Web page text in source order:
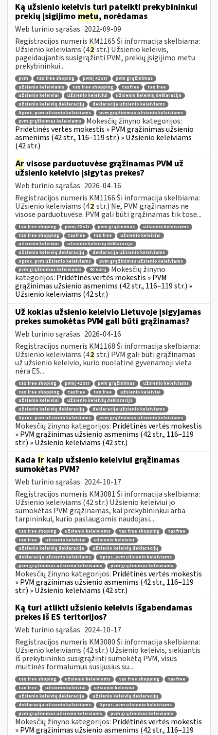
Ką užsienio keleivis turi pateikti prekybininkui
prekių įsigijimo metu, norėdamas
Web turinio sąrašas 2022-09-09
Registracijos numeris KM1165 Ši informacija skelbiama:
Užsienio keleiviams (42 str.) Užsienio keleivis,
pageidaujantis susigrąžinti PVM, prekių įsigijimo metu
prekybininkui...
pvm tax free shoping pvmį 42 str
pvm grąžinimas
užsienio keleiviams
tax free shopping taxfree
tax free
užsienio keleiviai
užsienio keleiviui
užsienio keleivių deklaracija
užsienio keleivių deklaracijų
deklaracija užsienio keleiviams
0 proc. pvm užsienio keleiviams
pvm grąžinimas užsienio keleiviams
pvm grąžinimas keleiviams
Mokesčių žinyno kategorijos:
Pridėtinės vertės mokestis » PVM grąžinimas užsienio
asmenims (42 str., 116–119 str.) » Užsienio keleiviams
(42 str.)
Ar visose parduotuvėse grąžinamas PVM už
užsienio keleivio įsigytas prekes?
Web turinio sąrašas 2026-04-16
Registracijos numeris KM1166 Ši informacija skelbiama:
Užsienio keleiviams (42 str.) Ne, PVM grąžinamas ne
visose parduotuvėse. PVM gali būti grąžinamas tik tose...
tax free shoping pvmį 42 str pvm grąžinimas
užsienio keleiviams
tax free shopping
taxfree tax free
užsienio keleiviai
užsienio keleiviui
užsienio keleivių deklaracija
užsienio keleivių deklaracijų
deklaracija užsienio keleiviams
0 proc. pvm užsienio keleiviams
pvm grąžinimas užsienio keleiviams
pvm grąžinimas keleiviams
40 eurų
Mokesčių žinyno
kategorijos: Pridėtinės vertės mokestis » PVM
grąžinimas užsienio asmenims (42 str., 116–119 str.) »
Užsienio keleiviams (42 str.)
Už kokias užsienio keleivio Lietuvoje įsigyjamas
prekes sumokėtas PVM gali būti grąžinamas?
Web turinio sąrašas 2026-04-16
Registracijos numeris KM1168 Ši informacija skelbiama:
Užsienio keleiviams (42 str.) PVM gali būti grąžinamas
už užsienio keleivio, kurio nuolatinė gyvenamoji vieta
nėra ES...
tax free shoping pvmį 42 str pvm grąžinimas
užsienio keleiviams
tax free shopping
taxfree tax free
užsienio keleiviai
užsienio keleiviui
užsienio keleivių deklaracija
užsienio keleivių deklaracijų
deklaracija užsienio keleiviams
0 proc. pvm užsienio keleiviams
pvm grąžinimas užsienio keleiviams
Mokesčių žinyno kategorijos: Pridėtinės vertės mokestis
» PVM grąžinimas užsienio asmenims (42 str., 116–119
str.) » Užsienio keleiviams (42 str.)
Kada ir kaip užsienio keleiviui grąžinamas
sumokėtas PVM?
Web turinio sąrašas 2024-10-17
Registracijos numeris KM3081 Ši informacija skelbiama:
Užsienio keleiviams (42 str.) Užsienio keleiviui jo
sumokėtas PVM grąžinamas, kai prekybininkui arba
tarpininkui, kurio paslaugomis naudojasi...
tax free shoping užsienio keleiviams tax free shopping
taxfree
tax free
užsienio keleiviai
užsienio keleiviui
užsienio keleivių deklaracija
užsienio keleivių deklaracijų
deklaracija užsienio keleiviams
0 proc. pvm užsienio keleiviams
pvm grąžinimas užsienio keleiviams
pvm grąžinimas keleiviams
Mokesčių žinyno kategorijos: Pridėtinės vertės mokestis
» PVM grąžinimas užsienio asmenims (42 str., 116–119
str.) » Užsienio keleiviams (42 str.)
Ką turi atlikti užsienio keleivis išgabendamas
prekes iš ES teritorijos?
Web turinio sąrašas 2024-10-17
Registracijos numeris KM3080 Ši informacija skelbiama:
Užsienio keleiviams (42 str.) Užsienio keleivis, siekiantis
iš prekybininko susigrąžinti sumokėtą PVM, visus
muitinės formalumus susijusius su...
tax free shoping užsienio keleiviams tax free shopping
taxfree
tax free
užsienio keleiviai
užsienio keleiviui
užsienio keleivių deklaracija
užsienio keleivių deklaracijų
deklaracija užsienio keleiviams
0 proc. pvm užsienio keleiviams
pvm grąžinimas užsienio keleiviams
pvm grąžinimas keleiviams
Mokesčių žinyno kategorijos: Pridėtinės vertės mokestis
» PVM grąžinimas užsienio asmenims (42 str., 116–119